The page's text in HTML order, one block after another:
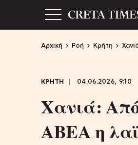
Αρχική Ροή Κρήτη
ΚΡΗΤΗ 04.06.2026, 9:10
Χανιά:
ΑΒΕΑ η